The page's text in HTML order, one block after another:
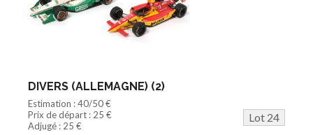
DIVERS (ALLEMAGNE) (2)
Estimation : 40/50 €
Prix de départ : 25 €
Lot 24
Adjugé : 25 €